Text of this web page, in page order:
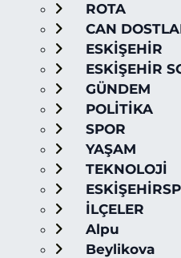
ROTA
CAN
ESKİŞEHİR
ESKİŞEHİR
GÜNDEM
POLİTİKA
SPOR
YAŞAM
TEKNOLOJİ
İLÇELER
Alpu
Beylikova